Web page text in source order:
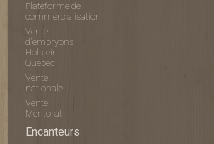
Plateforme de
commercialisation
Vente
d'embryons
Holstein
Québec
Vente
nationale
Vente
Mentorat
Encanteurs